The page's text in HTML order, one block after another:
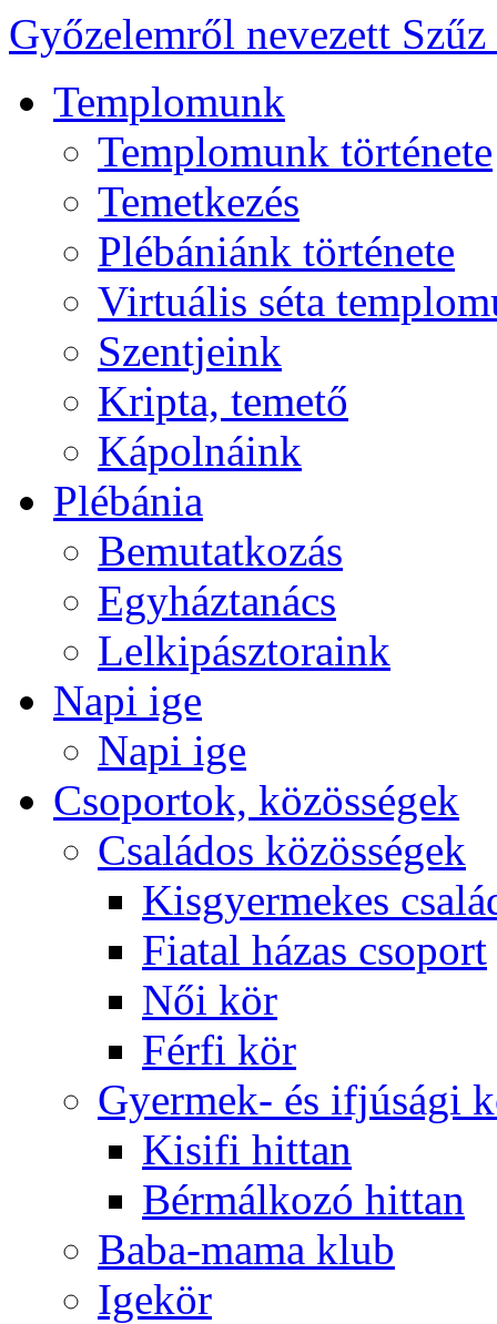
Győzelemről nevezett
Templomunk
Templomunk története
Temetkezés
Plébániánk története
Virtuális séta
Szentjeink
Kripta, temető
Kápolnáink
Plébánia
Bemutatkozás
Egyháztanács
Lelkipásztoraink
Napi ige
Napi ige
Csoportok, közösségek
Családos közösségek
Kisgyermekes
Fiatal házas csoport
Női kör
Férfi kör
Gyermek- és ifjúsági
Kisifi hittan
Bérmálkozó hittan
Baba-mama klub
Igekör